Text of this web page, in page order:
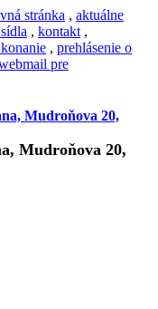
stránka , aktuálne
, kontakt ,
, prehlásenie o
pre
Mudroňova 20,